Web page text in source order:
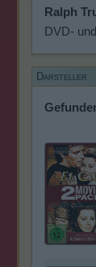
Ralph
DVD-
Darsteller